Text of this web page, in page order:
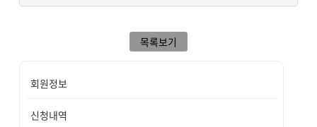
목록보기
회원정보
신청내역